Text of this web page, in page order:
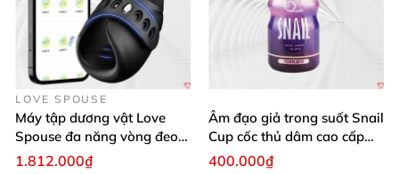
LOVE SPOUSE
Máy tập dương vật Love
Spouse đa năng vòng đeo
điều khiển qua app tiện lợi
1.812.000₫
Âm đạo giả trong suốt Snail
Cup cốc thủ dâm cao cấp
nam giới
400.000₫